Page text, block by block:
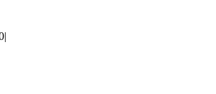
|